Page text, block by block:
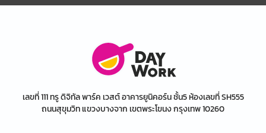
เลขที่ 111 ทรู ดิจิทัล พาร์ค เวสต์ อาคารยูนิคอร์น ชั้น5 ห้องเลขที่ SH555
ถนนสุขุมวิท แขวงบางจาก เขตพระโขนง กรุงเทพ 10260